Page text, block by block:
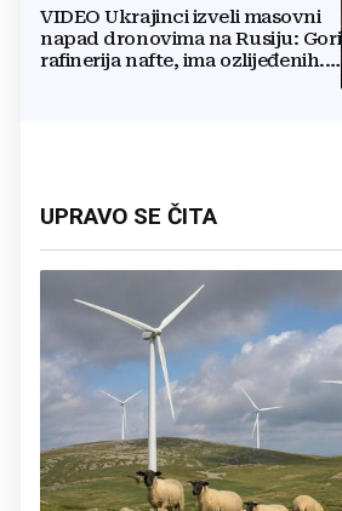
VIDEO Ukrajinci izveli masovni
napad dronovima na Rusiju: Gori
rafinerija nafte, ima ozlijeđenih.
UPRAVO SE ČITA